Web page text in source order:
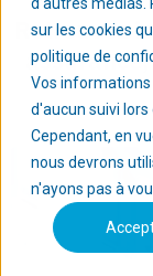
sur les cookies
politique de
Vos
d'aucun suivi lors
Cependant, en
nous devrons
n'ayons pas à
Retrouvez